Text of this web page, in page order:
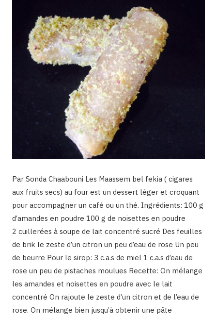
Par Sonda Chaabouni Les Maassem bel fekia ( cigares
aux fruits secs) au four est un dessert léger et croquant
pour accompagner un café ou un thé. Ingrédients: 100 g
d’amandes en poudre 100 g de noisettes en poudre
2 cuillerées à soupe de lait concentré sucré Des feuilles
de brik le zeste d’un citron un peu d’eau de rose Un peu
de beurre Pour le sirop: 3 c.a.s de miel 1 c.a.s d’eau de
rose un peu de pistaches moulues Recette: On mélange
les amandes et noisettes en poudre avec le lait
concentré On rajoute le zeste d’un citron et de l’eau de
rose. On mélange bien jusqu’à obtenir une pâte